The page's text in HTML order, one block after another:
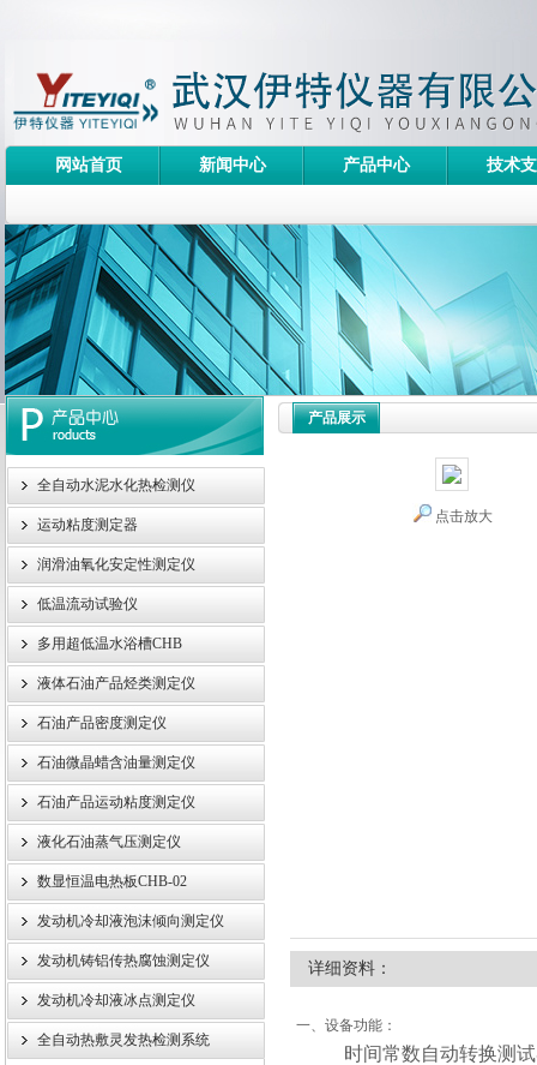
武汉伊特仪器有限公司
网站首页 新闻中心 产品中心 技术
全自动水泥水化热检测仪
运动粘度测定器
润滑油氧化安定性测定仪
低温流动试验仪
多用超低温水浴槽CHB
液体石油产品烃类测定仪
石油产品密度测定仪
石油微晶蜡含油量测定仪
石油产品运动粘度测定仪
液化石油蒸气压测定仪
数显恒温电热板CHB-02
发动机冷却液泡沫倾向测定仪
发动机铸铝传热腐蚀测定仪
发动机冷却液冰点测定仪
全自动热敷灵发热检测系统
产品展示
点击放大
详细资料：
一、设备功能：
时间常数自动转换测